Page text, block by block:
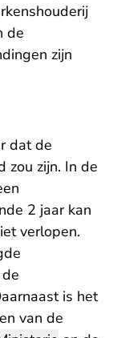
de
zijn
dat de
zou zijn. In de
2 jaar kan
verlopen.
is het
van de